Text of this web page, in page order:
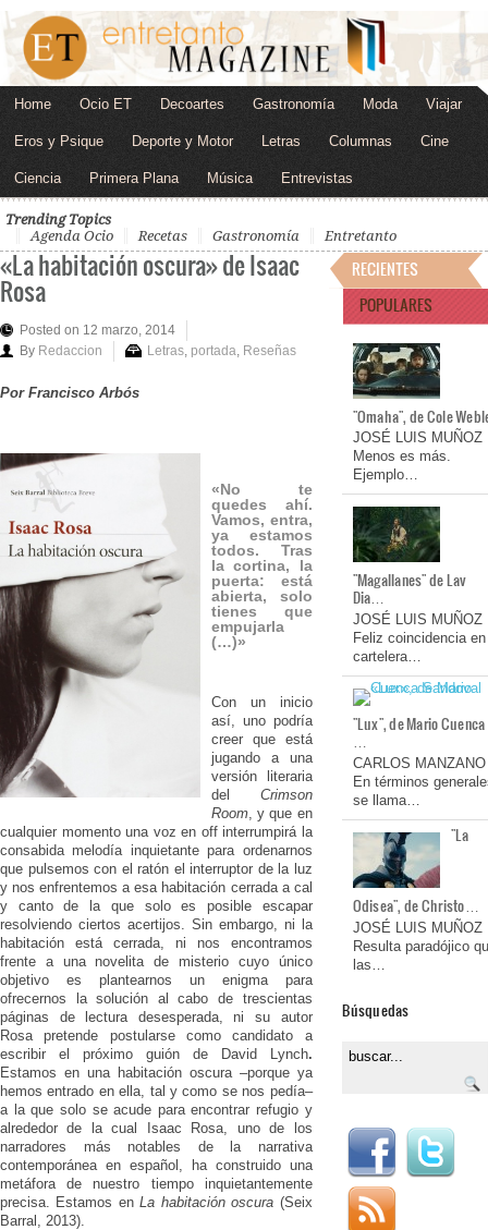
Home Ocio ET Decoartes Gastronomía Moda Viajar
Eros y Psique Deporte y Motor Letras Columnas Cine
Ciencia Primera Plana Música Entrevistas
Trending Topics
Agenda Ocio
Recetas Gastronomía Entretanto
«La habitación oscura» de Isaac
Rosa
Posted on 12 marzo, 2014
By Redaccion Letras portada Reseñas
Por Francisco Arbós
«No te
quedes ahí.
Vamos, entra,
ya estamos
todos. Tras
la cortina, la
puerta: está
abierta, solo
tienes que
empujarla
(…)»
Con un inicio
así, uno podría
creer que está
jugando a una
versión literaria
del Crimson
Room, y que en
cualquier momento una voz en off interrumpirá la
consabida melodía inquietante para ordenarnos
que pulsemos con el ratón el interruptor de la luz
y nos enfrentemos a esa habitación cerrada a cal
y canto de la que solo es posible escapar
resolviendo ciertos acertijos. Sin embargo, ni la
habitación está cerrada, ni nos encontramos
frente a una novelita de misterio cuyo único
objetivo es plantearnos un enigma para
ofrecernos la solución al cabo de trescientas
páginas de lectura desesperada, ni su autor
Rosa pretende postularse como candidato a
escribir el próximo guión de David Lynch.
Estamos en una habitación oscura –porque ya
hemos entrado en ella, tal y como se nos pedía–
a la que solo se acude para encontrar refugio y
alrededor de la cual Isaac Rosa, uno de los
narradores más notables de la narrativa
contemporánea en español, ha construido una
metáfora de nuestro tiempo inquietantemente
precisa. Estamos enLa habitación oscura (Seix
Barral, 2013).
RECIENTES
POPULARES
"Omaha", de Cole
JOSÉ LUIS MUÑOZ
Menos es más.
Ejemplo…
"Magallanes" de Lav
Dia…
JOSÉ LUIS MUÑOZ
Feliz coincidencia en
cartelera…
"Lux", de Mario Cuenca
…
CARLOS MANZANO
En términos
se llama…
"La
Odisea", de Christo…
JOSÉ LUIS MUÑOZ
Resulta paradójico
las…
Búsquedas